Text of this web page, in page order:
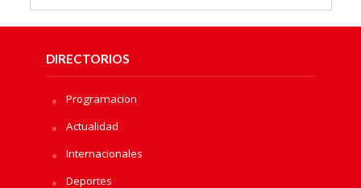
DIRECTORIOS
Programacion
Actualidad
Internacionales
Deportes